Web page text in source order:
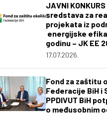
JAVNI
sredstava za
projekata iz
energijske
godinu – JK EE
17.07.2026.
Fond za zaštitu
Federacije BiH i
PPDIVUT BiH
o međusobnim